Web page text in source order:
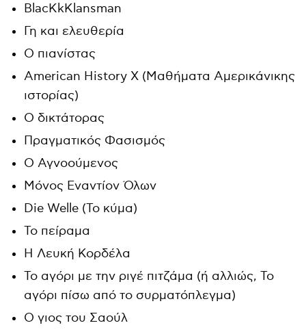
BlacKkKlansman
Γη και ελευθερία
Ο πιανίστας
American History X (Μαθήματα Αμερικάνικης
ιστορίας)
Ο δικτάτορας
Πραγματικός Φασισμός
Ο Αγνοούμενος
Μόνος Εναντίον Όλων
Die Welle (Το κύμα)
Το πείραμα
Η Λευκή Κορδέλα
Το αγόρι με την ριγέ πιτζάμα (ή αλλιώς, Το
αγόρι πίσω από το συρματόπλεγμα)
Ο γιος του Σαούλ